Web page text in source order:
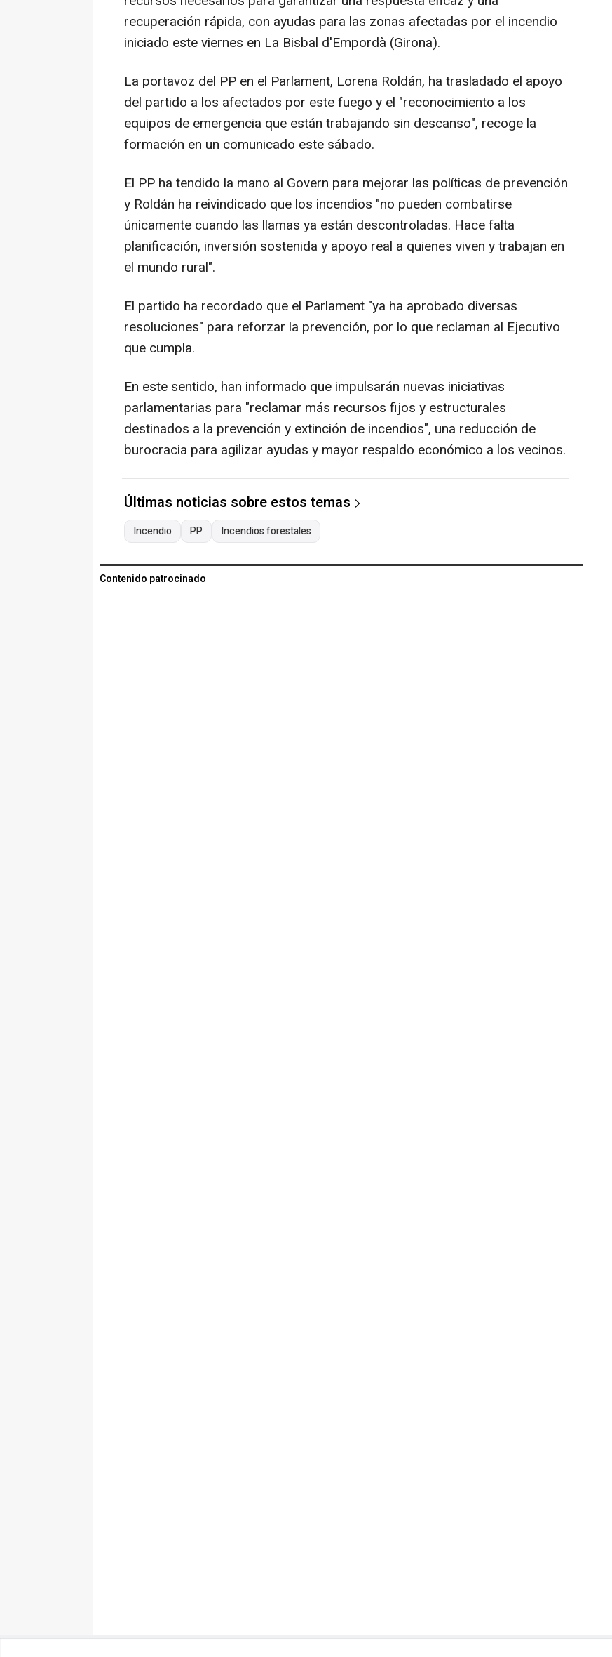
recuperación rápida, con ayudas para las zonas afectadas por el incendio
iniciado este viernes en La Bisbal d'Empordà (Girona).
La portavoz del PP en el Parlament, Lorena Roldán, ha trasladado el apoyo
del partido a los afectados por este fuego y el "reconocimiento a los
equipos de emergencia que están trabajando sin descanso", recoge la
formación en un comunicado este sábado.
El PP ha tendido la mano al Govern para mejorar las políticas de prevención
y Roldán ha reivindicado que los incendios "no pueden combatirse
únicamente cuando las llamas ya están descontroladas. Hace falta
planificación, inversión sostenida y apoyo real a quienes viven y trabajan en
el mundo rural".
El partido ha recordado que el Parlament "ya ha aprobado diversas
resoluciones" para reforzar la prevención, por lo que reclaman al Ejecutivo
que cumpla.
En este sentido, han informado que impulsarán nuevas iniciativas
parlamentarias para "reclamar más recursos fijos y estructurales
destinados a la prevención y extinción de incendios", una reducción de
burocracia para agilizar ayudas y mayor respaldo económico a los vecinos.
Últimas noticias sobre estos temas
Incendio PP Incendios forestales
Contenido patrocinado